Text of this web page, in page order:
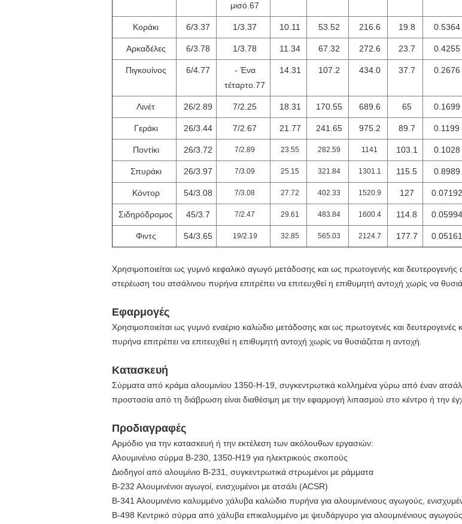
μισό.67
Κοράκι 6/3.37 1/3.37 10.11 53.52 216.6 19.8 0.5364
Αρκαδέλες 6/3.78 1/3.78 11.34 67.32 272.6 23.7 0.4255
Πιγκουίνος 6/4.77
- Ένα
τέταρτο.77
14.31 107.2 434.0 37.7 0.2676
Λινέτ 26/2.89 7/2.25 18.31 170.55 689.6 65 0.1699
Γεράκι 26/3.44 7/2.67 21.77 241.65 975.2 89.7 0.1199
Ποντίκι 26/3.72 7/2.89 23.55 282.59 1141 103.1 0.1028
Σπυράκι 26/3.97 7/3.09 25.15 321.84 1301.1 115.5 0.8989
Κόντορ 54/3.08 7/3.08 27.72 402.33 1520.9 127 0.07192
Σιδηρόδρομος 45/3.7 7/2.47 29.61 483.84 1600.4 114.8 0.05994
Φιντς 54/3.65 19/2.19 32.85 565.03 2124.7 177.7 0.05161
Χρησιμοποιείται ως γυμνό κεφαλικό αγωγό μετάδοσης και ως πρωτογενής και
στερέωση του ατσάλινου πυρήνα επιτρέπει να επιτευχθεί η επιθυμητή αντοχή χωρίς να
Εφαρμογές
Χρησιμοποιείται ως γυμνό εναέριο καλώδιο μετάδοσης και ως πρωτογενές και
πυρήνα επιτρέπει να επιτευχθεί η επιθυμητή αντοχή χωρίς να θυσιάζεται η αντοχή.
Κατασκευή
Σύρματα από κράμα αλουμινίου 1350-H-19, συγκεντρωτικά κολλημένα γύρω από έναν
προστασία από τη διάβρωση είναι διαθέσιμη με την εφαρμογή λιπασμού στο κέντρο ή την
Προδιαγραφές
Αρμόδιο για την κατασκευή ή την εκτέλεση των ακόλουθων εργασιών:
Αλουμινένιο σύρμα B-230, 1350-H19 για ηλεκτρικούς σκοπούς
Διοδηγοί από αλουμίνιο B-231, συγκεντρωτικά στρωμένοι με ράμματα
Β-232 Αλουμινένιοι αγωγοί, ενισχυμένοι με ατσάλι (ACSR)
Β-341 Αλουμινένιο καλυμμένο χάλυβα καλώδιο πυρήνα για αλουμινένιους αγωγούς,
Β-498 Κεντρικό σύρμα από χάλυβα επικαλυμμένο με ψευδάργυρο για αλουμινένιους